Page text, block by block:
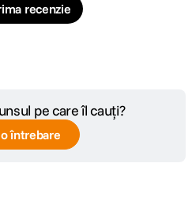
recenzie
pe care îl cauți?
întrebare